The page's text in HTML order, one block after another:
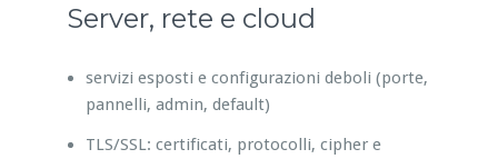
Server, rete e cloud
servizi esposti e configurazioni deboli (porte,
pannelli, admin, default)
TLS/SSL: certificati, protocolli, cipher e